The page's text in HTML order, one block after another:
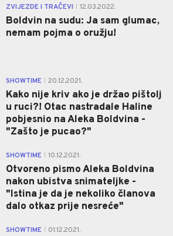
ZVIJEZDE I TRAČEVI 12.03.2022.
Boldvin na sudu: Ja sam glumac,
nemam pojma o oružju!
SHOWTIME 20.12.2021.
Kako nije kriv ako je držao pištolj
u ruci?! Otac nastradale Haline
pobjesnio na Aleka Boldvina -
"Zašto je pucao?"
SHOWTIME 10.12.2021.
Otvoreno pismo Aleka Boldvina
nakon ubistva snimateljke -
"Istina je da je nekoliko članova
dalo otkaz prije nesreće"
SHOWTIME 01.12.2021.